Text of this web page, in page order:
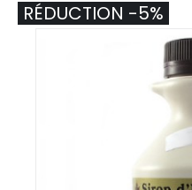
RÉDUCTION -5%